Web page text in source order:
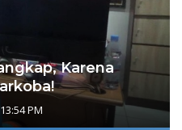
Karena
PM